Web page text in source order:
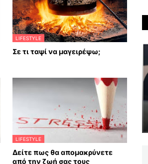
LIFESTYLE
Σε τι ταψί να μαγειρέψω;
LIFESTYLE
Δείτε πως θα απομακρύνετε
από την ζωή σας τους